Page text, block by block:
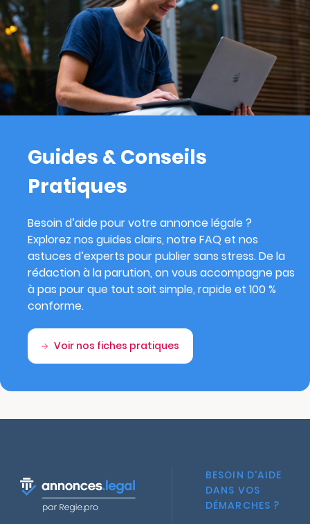
Guides & Conseils
Pratiques
Besoin d’aide pour votre annonce légale ?
Explorez nos guides clairs, notre FAQ et nos
astuces d’experts pour publier sans stress. De la
rédaction à la parution, on vous accompagne pas
à pas pour que tout soit simple, rapide et 100 %
conforme.
Voir nos fiches pratiques
BESOIN D'AIDE
DANS VOS
DÉMARCHES ?